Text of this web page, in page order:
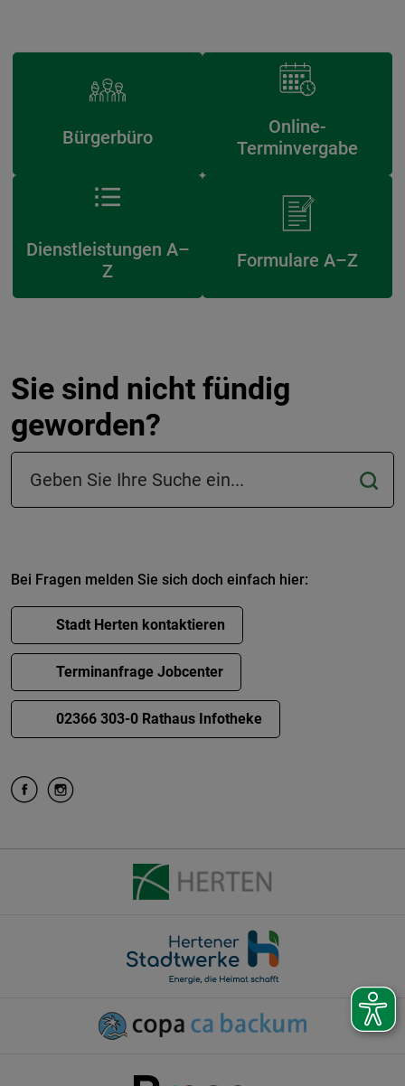
Bürgerbüro
Online-
Terminvergabe
Dienstleistungen A–
Z
Formulare A–Z
Sie sind nicht fündig
geworden?
Suchfeld in der Fußzeile
Bei Fragen melden Sie sich doch einfach hier:
Stadt Herten kontaktieren
Terminanfrage Jobcenter
02366 303-0 Rathaus Infotheke